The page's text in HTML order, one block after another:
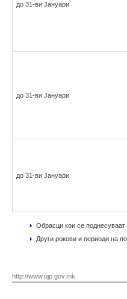
до 31-ви Јануари
до 31-ви Јануари
до 31-ви Јануари
Обрасци кои се
Други рокови и периоди на
http://www.ujp.gov.mk